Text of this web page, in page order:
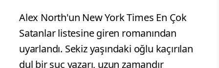
Alex North'un New York Times En Çok
Satanlar listesine giren romanından
uyarlandı. Sekiz yaşındaki oğlu kaçırılan
dul bir suç yazarı, uzun zamandır